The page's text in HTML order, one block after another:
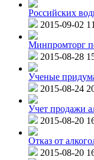
Российских
2015-09-02
Минпромторг
2015-08-28
Ученые
2015-08-24
Учет продажи
2015-08-20
Отказ от
2015-08-20